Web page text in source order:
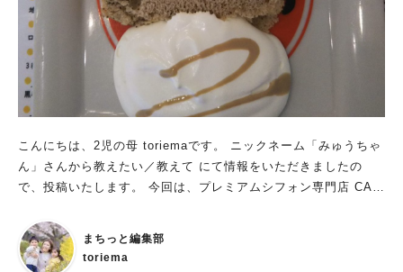
こんにちは、2児の母 toriemaです。 ニックネーム「みゅうちゃ
ん」さんから教えたい／教えて にて情報をいただきましたの
で、投稿いたします。 今回は、プレミアムシフォン専門店 CAF
まちっと編集部
toriema